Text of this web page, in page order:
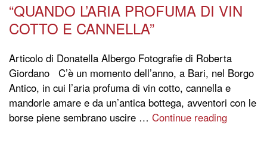
“QUANDO L’ARIA PROFUMA DI VIN
COTTO E CANNELLA”
Articolo di Donatella Albergo Fotografie di Roberta
Giordano C’è un momento dell’anno, a Bari, nel Borgo
Antico, in cui l’aria profuma di vin cotto, cannella e
mandorle amare e da un’antica bottega, avventori con le
borse piene sembrano uscire … Continue reading